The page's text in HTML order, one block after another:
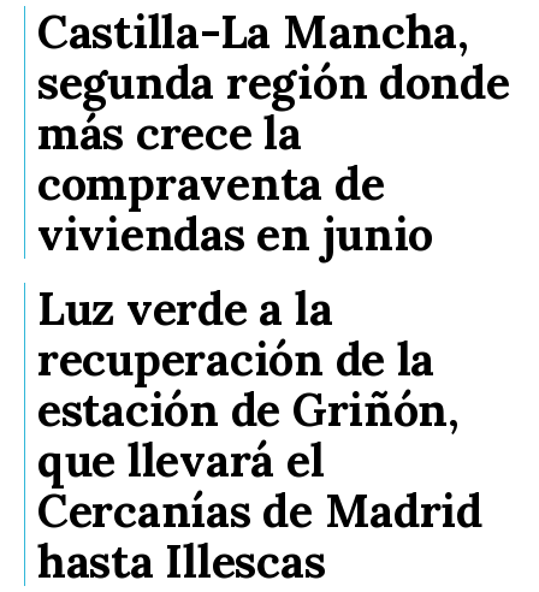
Castilla-La Mancha,
segunda región donde
más crece la
compraventa de
viviendas en junio
Luz verde a la
recuperación de la
estación de Griñón,
que llevará el
Cercanías de Madrid
hasta Illescas